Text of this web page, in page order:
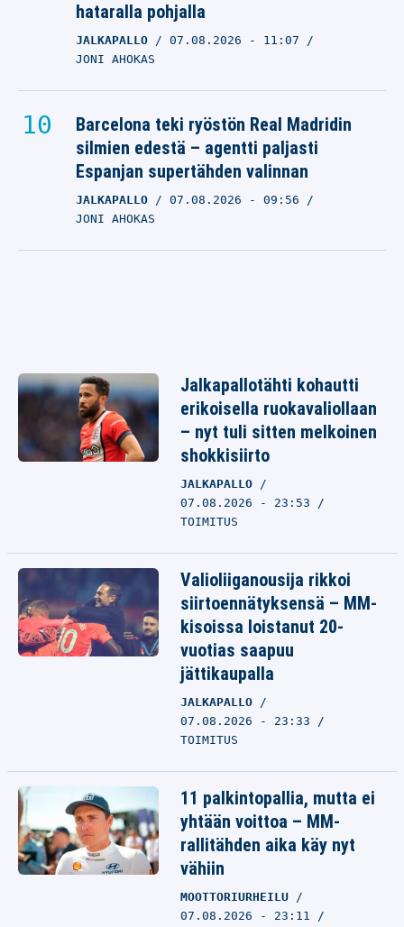
hataralla pohjalla
JALKAPALLO 07.08.2026 - 11:07
JONI AHOKAS
Barcelona teki ryöstön Real Madridin
silmien edestä – agentti paljasti
Espanjan supertähden valinnan
JALKAPALLO 07.08.2026 - 09:56
JONI AHOKAS
Jalkapallotähti kohautti
erikoisella ruokavaliollaan
– nyt tuli sitten melkoinen
shokkisiirto
JALKAPALLO
07.08.2026 - 23:53
TOIMITUS
Valioliiganousija rikkoi
siirtoennätyksensä – MM-
kisoissa loistanut 20-
vuotias saapuu
jättikaupalla
JALKAPALLO
07.08.2026 - 23:33
TOIMITUS
11 palkintopallia, mutta ei
yhtään voittoa – MM-
rallitähden aika käy nyt
vähiin
MOOTTORIURHEILU
07.08.2026 - 23:11